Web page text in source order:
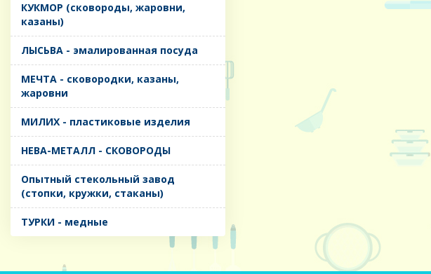
КУКМОР (сковороды, жаровни,
казаны)
ЛЫСЬВА - эмалированная посуда
МЕЧТА - сковородки, казаны,
жаровни
МИЛИХ - пластиковые изделия
НЕВА-МЕТАЛЛ - СКОВОРОДЫ
Опытный стекольный завод
(стопки, кружки, стаканы)
ТУРКИ - медные